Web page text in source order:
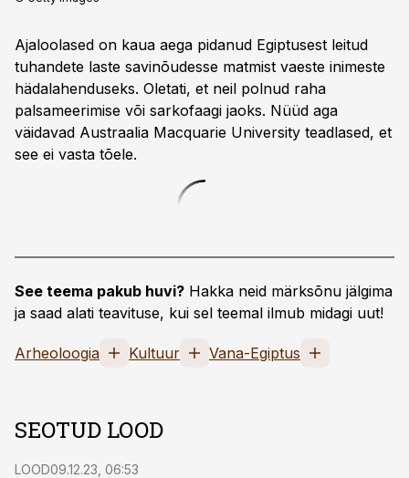
Ajaloolased on kaua aega pidanud Egiptusest leitud
tuhandete laste savinõudesse matmist vaeste inimeste
hädalahenduseks. Oletati, et neil polnud raha
palsameerimise või sarkofaagi jaoks. Nüüd aga
väidavad Austraalia Macquarie University teadlased, et
see ei vasta tõele.
See teema pakub huvi? Hakka neid märksõnu jälgima
ja saad alati teavituse, kui sel teemal ilmub midagi uut!
Arheoloogia Kultuur Vana-Egiptus
SEOTUD LOOD
LOOD09.12.23, 06:53